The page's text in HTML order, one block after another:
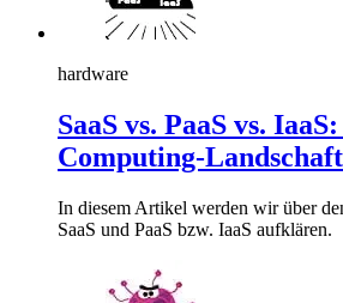
hardware
SaaS vs. PaaS vs.
Computing-
In diesem Artikel werden wir über
SaaS und PaaS bzw. IaaS aufklären.